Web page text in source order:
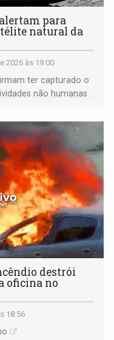
para
natural da
2026 às 19:00
ter capturado o
não humanas
destrói
oficina no
18:56